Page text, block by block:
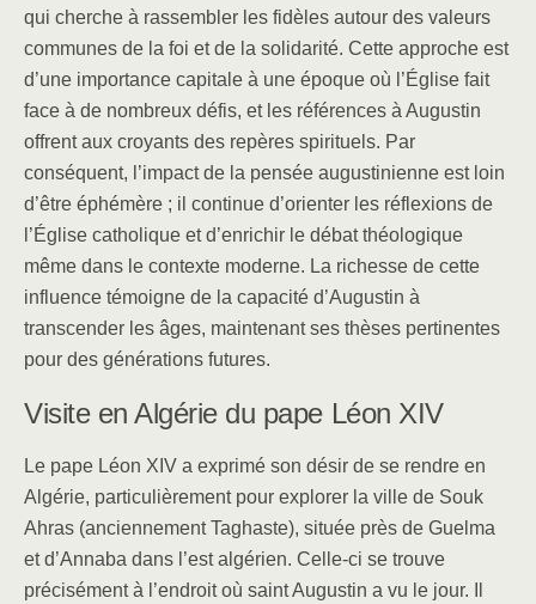
qui cherche à rassembler les fidèles autour des valeurs
communes de la foi et de la solidarité. Cette approche est
d’une importance capitale à une époque où l’Église fait
face à de nombreux défis, et les références à Augustin
offrent aux croyants des repères spirituels. Par
conséquent, l’impact de la pensée augustinienne est loin
d’être éphémère ; il continue d’orienter les réflexions de
l’Église catholique et d’enrichir le débat théologique
même dans le contexte moderne. La richesse de cette
influence témoigne de la capacité d’Augustin à
transcender les âges, maintenant ses thèses pertinentes
pour des générations futures.
Visite en Algérie du pape Léon XIV
Le pape Léon XIV a exprimé son désir de se rendre en
Algérie, particulièrement pour explorer la ville de Souk
Ahras (anciennement Taghaste), située près de Guelma
et d’Annaba dans l’est algérien. Celle-ci se trouve
précisément à l’endroit où saint Augustin a vu le jour. Il